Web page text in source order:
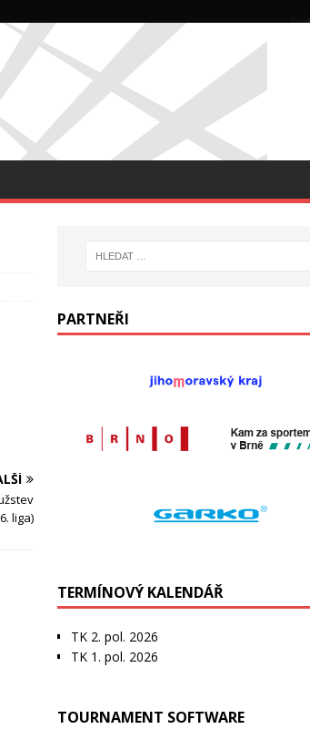
liga)
PARTNEŘI
TERMÍNOVÝ KALENDÁŘ
TK 2. pol. 2026
TK 1. pol. 2026
TOURNAMENT SOFTWARE